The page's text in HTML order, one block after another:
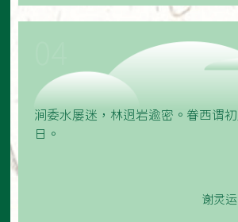
涧委水屡迷，林迥岩逾密。眷西谓
日。
谢灵运